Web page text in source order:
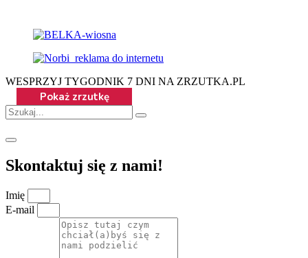
WESPRZYJ TYGODNIK 7 DNI NA ZRZUTKA.PL
Skontaktuj się z nami!
Imię
E-mail